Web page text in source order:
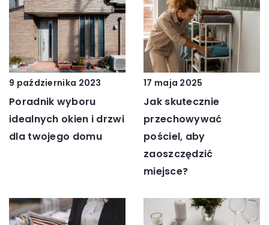
9 października 2023
Poradnik wyboru
idealnych okien i drzwi
dla twojego domu
17 maja 2025
Jak skutecznie
przechowywać
pościel, aby
zaoszczędzić
miejsce?